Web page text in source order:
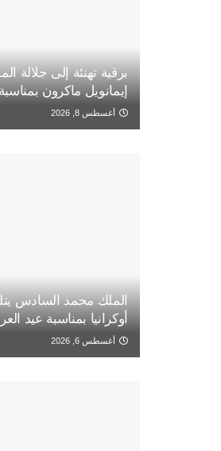
برقية تهنئة إلى جلالة
إيمانويل ماكرون
أغسطس 8, 2026
الملك محمد السادس
أوكرانيا بمناسبة عيد
أغسطس 6, 2026